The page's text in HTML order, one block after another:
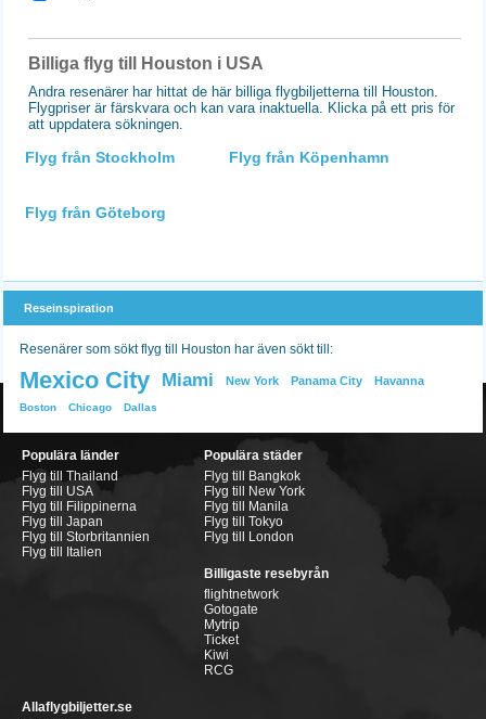
Billiga flyg till Houston i USA
Andra resenärer har hittat de här billiga flygbiljetterna till Houston.
Flygpriser är färskvara och kan vara inaktuella. Klicka på ett pris för
att uppdatera sökningen.
Flyg från Stockholm Flyg från Köpenhamn
Flyg från Göteborg
Reseinspiration
Resenärer som sökt flyg till Houston har även sökt till:
Mexico City Miami New York Panama City Havanna
Boston Chicago Dallas
Populära länder
Flyg till Thailand
Flyg till USA
Flyg till Filippinerna
Flyg till Japan
Flyg till Storbritannien
Flyg till Italien
Populära städer
Flyg till Bangkok
Flyg till New York
Flyg till Manila
Flyg till Tokyo
Flyg till London
Billigaste resebyrån
flightnetwork
Gotogate
Mytrip
Ticket
Kiwi
RCG
Allaflygbiljetter.se